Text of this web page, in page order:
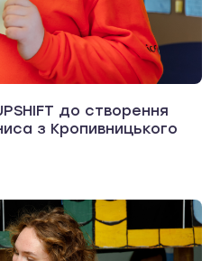
до створення
з Кропивницького